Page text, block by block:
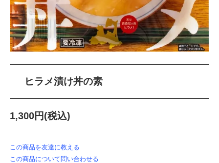
ヒラメ漬け丼の素
1,300円(税込)
この商品を友達に教える
この商品について問い合わせる